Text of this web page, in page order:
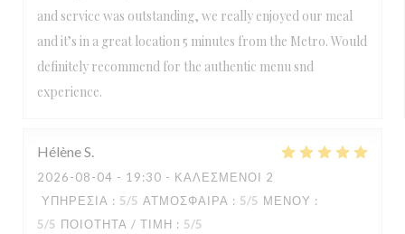
and service was outstanding, we really enjoyed our meal
and it’s in a great location 5 minutes from the Metro. Would
definitely recommend for the authentic menu snd
experience.
HélèneS
2026-08-04 - 19:30 - ΚΑΛΕΣΜΈΝΟΙ 2
ΥΠΗΡΕΣΊΑ : 5/5 ΑΤΜΌΣΦΑΙΡΑ : 5/5 ΜΕΝΟΎ :
5/5 ΠΟΙΌΤΗΤΑ / ΤΙΜΉ : 5/5